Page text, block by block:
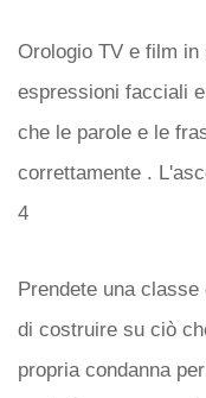
Orologio TV e film
espressioni facciali
che le parole e le
correttamente .
4
Prendete una
di costruire su ciò
propria condanna